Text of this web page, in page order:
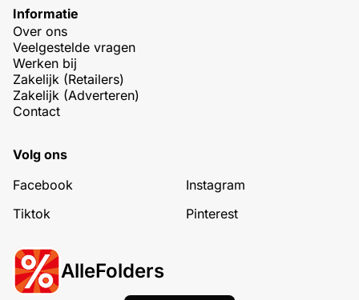
Informatie
Over ons
Veelgestelde vragen
Werken bij
Zakelijk (Retailers)
Zakelijk (Adverteren)
Contact
Volg ons
Facebook
Instagram
Tiktok
Pinterest
AlleFolders